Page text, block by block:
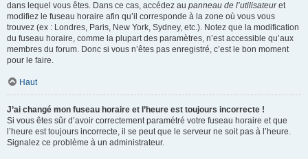
dans lequel vous êtes. Dans ce cas, accédez au panneau de l’utilisateuret
modifiez le fuseau horaire afin qu’il corresponde à la zone où vous vous
trouvez (ex : Londres, Paris, New York, Sydney, etc.). Notez que la modification
du fuseau horaire, comme la plupart des paramètres, n’est accessible qu’aux
membres du forum. Donc si vous n’êtes pas enregistré, c’est le bon moment
pour le faire.
Haut
J’ai changé mon fuseau horaire et l’heure est toujours incorrecte !
Si vous êtes sûr d’avoir correctement paramétré votre fuseau horaire et que
l’heure est toujours incorrecte, il se peut que le serveur ne soit pas à l’heure.
Signalez ce problème à un administrateur.